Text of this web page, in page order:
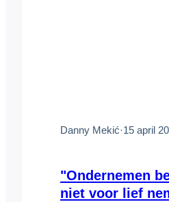
Danny Mekić·15 april
"Ondernemen
niet voor lief